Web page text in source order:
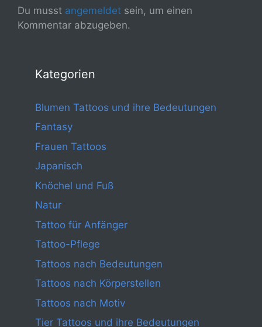
Du musst angemeldet sein, um einen
Kommentar abzugeben.
Kategorien
Blumen Tattoos und ihre Bedeutungen
Fantasy
Frauen Tattoos
Japanisch
Knöchel und Fuß
Natur
Tattoo für Anfänger
Tattoo-Pflege
Tattoos nach Bedeutungen
Tattoos nach Körperstellen
Tattoos nach Motiv
Tier Tattoos und ihre Bedeutungen